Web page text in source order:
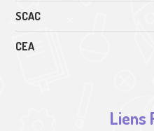
SCAC
CEA
Liens